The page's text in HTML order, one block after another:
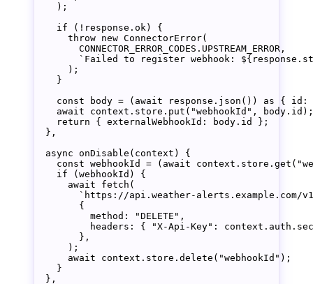
    );
    if
( ! response.ok) {
      throw
new ConnectorError(
        CONNECTOR_ERROR_CODES
. UPSTREAM_ERROR ,
        `Failed to register webhook: ${
response .
      );
    }
    const
body = ( await response. json ()) as { id :
    await
context.store. put ( "webhookId" , body.id);
    return
{ externalWebhookId: body.id };
  },
  async
onDisable ( context ) {
    const
webhookId = ( await context.store. get (
    if
(webhookId) {
      await
fetch (
`https://api.weather-alerts.example.com/
        {
          method:
"DELETE" ,
          headers: {
"X-Api-Key" :
        },
      );
      await
context.store. delete ( "webhookId" );
    }
  },